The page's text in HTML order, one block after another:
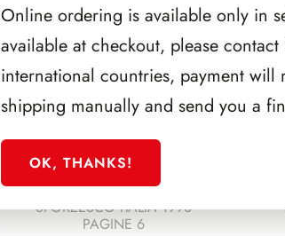
SFORZESCO ITALIA 1993
PAGINE 6
Online ordering is available only in
available at checkout, please contact
international countries, payment
shipping manually and send you a
OK, THANKS!